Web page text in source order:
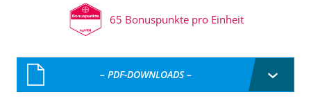
65 Bonuspunkte pro Einheit
– PDF-DOWNLOADS –